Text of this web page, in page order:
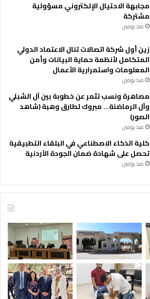
مجابهة الاحتيال الإلكتروني مسؤولية
مشتركة
منذ يومين
زين أول شركة اتصالات تنال الاعتماد الدولي
المتكامل لأنظمة حماية البيانات وأمن
المعلومات واستمرارية الأعمال
منذ يومين
مصاهرة ونسب تثمر عن خطوبة بين آل الشبلي
وآل الرماضنة… مبروك لطارق وهبة (شاهد
الصور)
منذ يومين
كلية الذكاء الاصطناعي في البلقاء التطبيقية
تحصل على شهادة ضمان الجودة الأردنية
منذ يومين